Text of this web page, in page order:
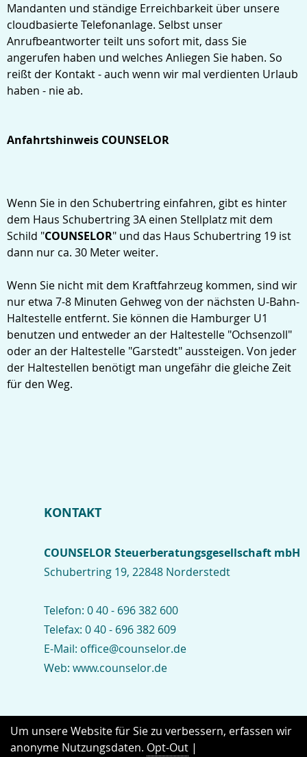
Mandanten und ständige Erreichbarkeit über unsere
cloudbasierte Telefonanlage. Selbst unser
Anrufbeantworter teilt uns sofort mit, dass Sie
angerufen haben und welches Anliegen Sie haben. So
reißt der Kontakt - auch wenn wir mal verdienten Urlaub
haben - nie ab.
Anfahrtshinweis COUNSELOR
Wenn Sie in den Schubertring einfahren, gibt es hinter
dem Haus Schubertring 3A einen Stellplatz mit dem
Schild "COUNSELOR" und das Haus Schubertring 19 ist
dann nur ca. 30 Meter weiter.
Wenn Sie nicht mit dem Kraftfahrzeug kommen, sind wir
nur etwa 7-8 Minuten Gehweg von der nächsten U-Bahn-
Haltestelle entfernt. Sie können die Hamburger U1
benutzen und entweder an der Haltestelle "Ochsenzoll"
oder an der Haltestelle "Garstedt" aussteigen. Von jeder
der Haltestellen benötigt man ungefähr die gleiche Zeit
für den Weg.
KONTAKT
COUNSELOR Steuerberatungsgesellschaft mbH
Schubertring 19, 22848 Norderstedt
Telefon: 0 40 - 696 382 600
Telefax: 0 40 - 696 382 609
E-Mail: office@counselor.de
Web: www.counselor.de
Kontakt Impressum Datenschutz
Um unsere Website für Sie zu verbessern, erfassen wir
anonyme Nutzungsdaten. Opt-Out |